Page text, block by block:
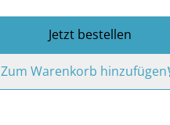
Jetzt bestellen
Zum Warenkorb hinzufügen